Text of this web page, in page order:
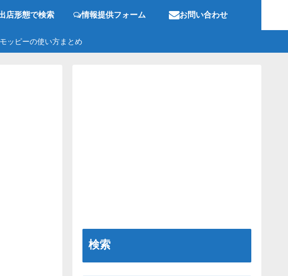
店形態で検索 情報提供フォーム お問い合わせ
ッピーの使い方まとめ
検索